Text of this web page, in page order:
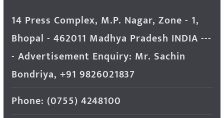
14 Press Complex, M.P. Nagar, Zone - 1,
Bhopal - 462011 Madhya Pradesh INDIA ---
- Advertisement Enquiry: Mr. Sachin
Bondriya, +91 9826021837
Phone: (0755) 4248100